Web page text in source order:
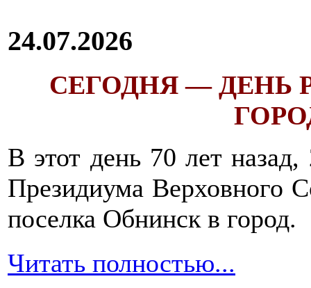
24.07.2026
СЕГОДНЯ — ДЕНЬ
В этот день 70 лет
Президиума Верховного
поселка Обнинск в город.
Читать полностью...